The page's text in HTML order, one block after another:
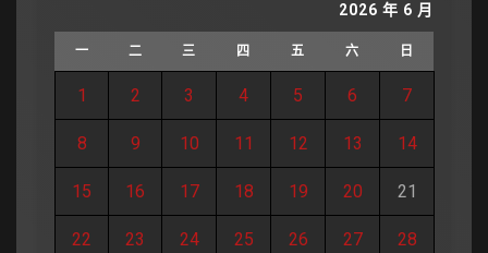
2026 年 6 月
一 二 三 四 五 六 日
1 2 3 4 5 6 7
8 9 10 11 12 13 14
15 16 17 18 19 20 21
22 23 24 25 26 27 28